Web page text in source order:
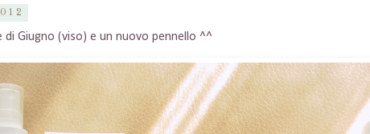
di Giugno (viso) e un nuovo pennello ^^